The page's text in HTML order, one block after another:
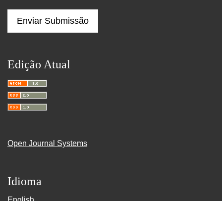
Enviar Submissão
Edição Atual
Open Journal Systems
Idioma